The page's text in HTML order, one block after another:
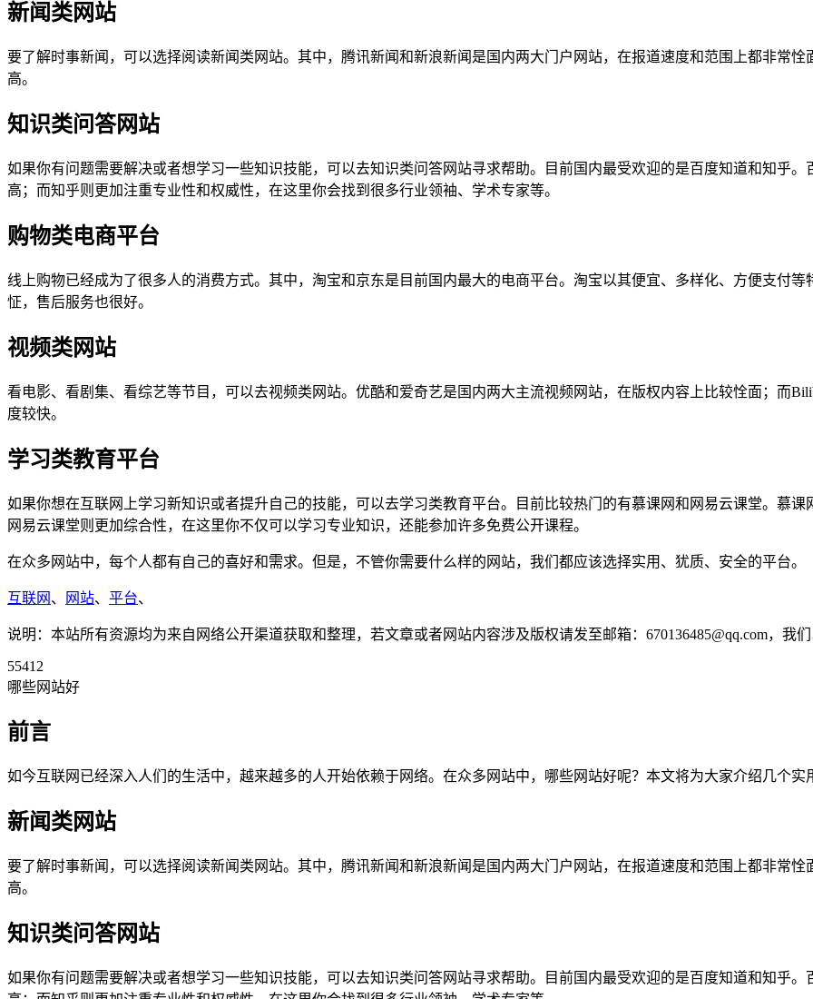
新闻类网站
要了解时事新闻，可以选择阅读新闻类网站。其中，腾讯新闻和新浪新闻是国内两大门户网站，在报道速度和范围上都非常
高。
知识类问答网站
如果你有问题需要解决或者想学习一些知识技能，可以去知识类问答网站寻求帮助。目前国内最受欢迎的是百度知道和知乎
高；而知乎则更加注重专业性和权威性，在这里你会找到很多行业领袖、学术专家等。
购物类电商平台
线上购物已经成为了很多人的消费方式。其中，淘宝和京东是目前国内最大的电商平台。淘宝以其便宜、多样化、方便支付
怔，售后服务也很好。
视频类网站
看电影、看剧集、看综艺等节目，可以去视频类网站。优酷和爱奇艺是国内两大主流视频网站，在版权内容上比较恮面；而
度较快。
学习类教育平台
如果你想在互联网上学习新知识或者提升自己的技能，可以去学习类教育平台。目前比较热门的有慕课网和网易云课堂。慕
网易云课堂则更加综合性，在这里你不仅可以学习专业知识，还能参加许多免费公开课程。
在众多网站中，每个人都有自己的喜好和需求。但是，不管你需要什么样的网站，我们都应该选择实用、犹质、安全的平台。
互联网 、 网站、 平台、
说明：本站所有资源均为来自网络公开渠道获取和整理，若文章或者网站内容涉及版权请发至邮箱：670136485@qq.com，我
55412
哪些网站好
前言
如今互联网已经深入人们的生活中，越来越多的人开始依赖于网络。在众多网站中，哪些网站好呢？本文将为大家介绍几个实
新闻类网站
要了解时事新闻，可以选择阅读新闻类网站。其中，腾讯新闻和新浪新闻是国内两大门户网站，在报道速度和范围上都非常
高。
知识类问答网站
如果你有问题需要解决或者想学习一些知识技能，可以去知识类问答网站寻求帮助。目前国内最受欢迎的是百度知道和知乎